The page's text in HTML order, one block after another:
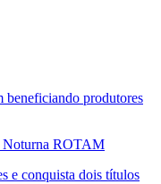
beneficiando produtores
Noturna ROTAM
e conquista dois títulos